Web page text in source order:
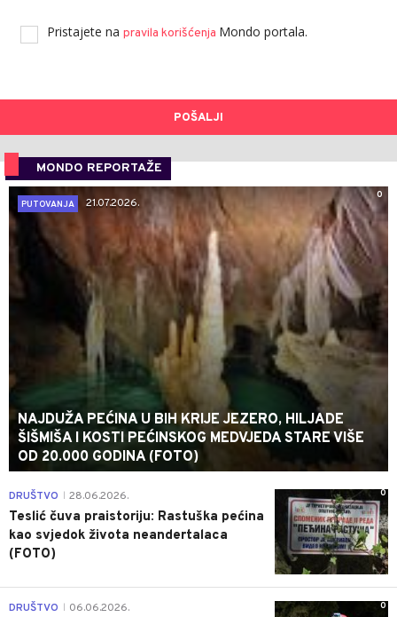
Pristajete na pravila korišćenja Mondo portala.
POŠALJI
MONDO REPORTAŽE
0
PUTOVANJA
21.07.2026.
NAJDUŽA PEĆINA U BIH KRIJE JEZERO, HILJADE
ŠIŠMIŠA I KOSTI PEĆINSKOG MEDVJEDA STARE VIŠE
OD 20.000 GODINA (FOTO)
0
DRUŠTVO 28.06.2026.
Teslić čuva praistoriju: Rastuška pećina
kao svjedok života neandertalaca
(FOTO)
0
DRUŠTVO 06.06.2026.